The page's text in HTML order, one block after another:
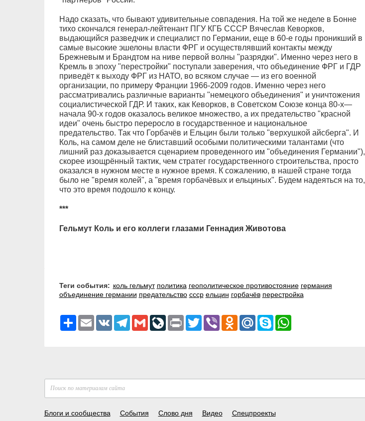
Надо сказать, что бывают удивительные совпадения. На той же неделе в Бонне
тихо скончался генерал-лейтенант ПГУ КГБ СССР Вячеслав Кеворков,
выдающийся разведчик и специалист по Германии, еще в 60-е годы проникший в
самые высокие эшелоны власти ФРГ и осуществлявший контакты между
Брежневым и Брандтом на ниве первой волны "разрядки". Именно через него в
Кремль в эпоху "перестройки" поступали заверения, что объединение ФРГ и ГДР
приведёт к выходу ФРГ из НАТО, во всяком случае — из его военной
организации, по примеру Франции 1966-2009 годов. Именно через него
рассматривались различные варианты "немецкого объединения" и уничтожения
социалистической ГДР. И таких, как Кеворков, в Советском Союзе конца 80-х—
начала 90-х годов оказалось великое множество, а их предательство "красной
идеи" очень быстро переросло в государственное и национальное
предательство. Так что Горбачёв и Ельцин были только "верхушкой айсберга". И
Коль, на самом деле не блиставший особыми политическими талантами (что
лишний раз доказывается сценарием проведенного им "объединения Германии"),
скорее изощрённый тактик, чем стратег государственного строительства, просто
оказался в нужном месте в нужное время. К сожалению, в нашей стране тогда
было не "время колей", а "время горбачёвых и ельциных". Будем надеяться на то,
что это время подошло к концу.
***
Гельмут Коль и его коллеги глазами Геннадия Животова
Теги события: коль гельмут политика геополитическое противостояние германия
объединение германии предательство ссср ельцин горбачёв перестройка
РесурсEmail VK Telegram
GmailLiveJournal
Print TwitterViber Odnoklassniki
Mail.RuSkypeWhatsApp
Блоги и сообщества События Слово дня Видео Спецпроекты